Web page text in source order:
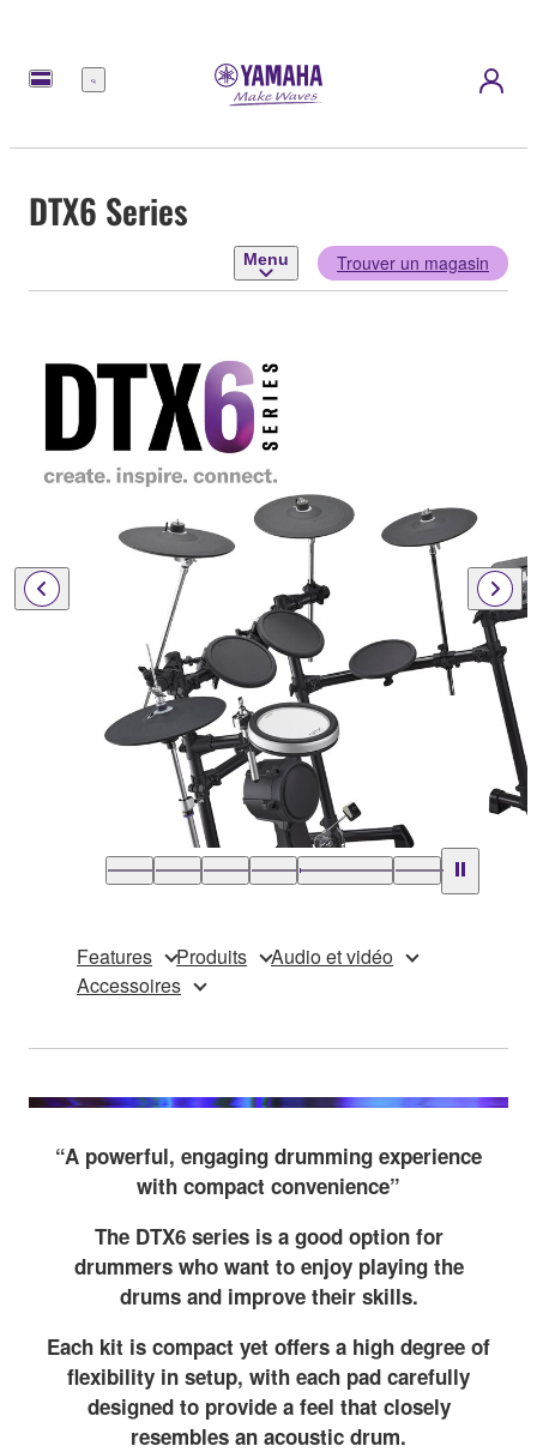
Menu
DTX6 Series
Menu Trouver un magasin
Features Produits
Audio et vidéo
Accessoires
“A powerful, engaging drumming experience
with compact convenience”
The DTX6 series is a good option for
drummers who want to enjoy playing the
drums and improve their skills.
Each kit is compact yet offers a high degree of
flexibility in setup, with each pad carefully
designed to provide a feel that closely
resembles an acoustic drum.